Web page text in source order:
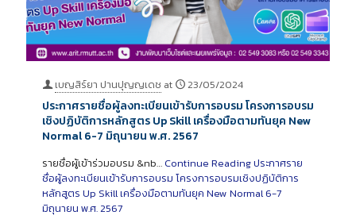
เบญสิร์ยา ปานปุญญเดช at 23/05/2024
ประกาศรายชื่อผู้ลงทะเบียนเข้ารับการอบรม โครงการอบรม
เชิงปฏิบัติการหลักสูตร Up Skill เครื่องมือตามทันยุค New
Normal 6-7 มิถุนายน พ.ศ. 2567
รายชื่อผู้เข้าร่วมอบรม &nb… Continue Readingประกาศราย
ชื่อผู้ลงทะเบียนเข้ารับการอบรม โครงการอบรมเชิงปฏิบัติการ
หลักสูตร Up Skill เครื่องมือตามทันยุค New Normal 6-7
มิถุนายน พ.ศ. 2567